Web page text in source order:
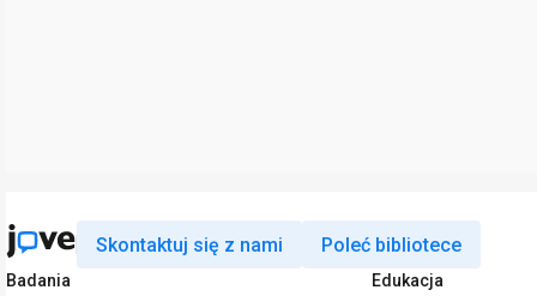
Skontaktuj się z nami Poleć bibliotece
Badania
Edukacja